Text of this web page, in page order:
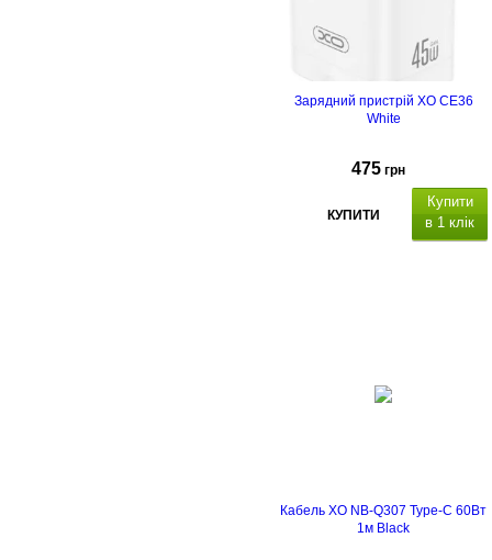
Зарядний пристрій XO CE36
White
475 грн
КУПИТИ
Купити
в 1 клік
Кабель XO NB-Q307 Type-C 60Вт
1м Black